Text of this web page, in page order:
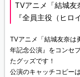
TVアニメ「結城友
『全員主役（ヒロ
TVアニメ「結城友奈は
年記念公演』をコンセ
たグッズです！
公演のキャッチコピー